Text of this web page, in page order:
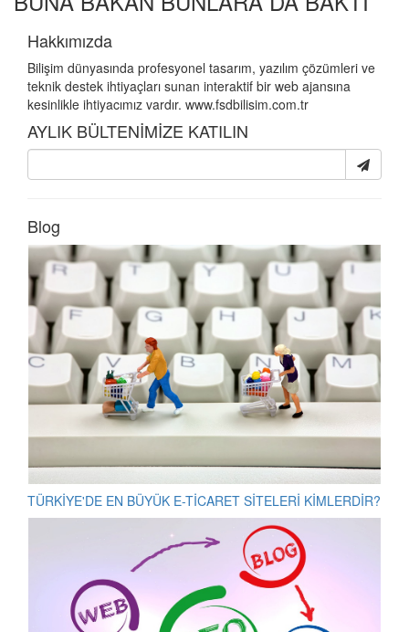
Hakkımızda
Bilişim dünyasında profesyonel tasarım, yazılım çözümleri ve
teknik destek ihtiyaçları sunan interaktif bir web ajansına
kesinlikle ihtiyacımız vardır. www.fsdbilisim.com.tr
AYLIK BÜLTENİMİZE KATILIN
Blog
TÜRKİYE'DE EN BÜYÜK E-TİCARET SİTELERİ KİMLERDİR?